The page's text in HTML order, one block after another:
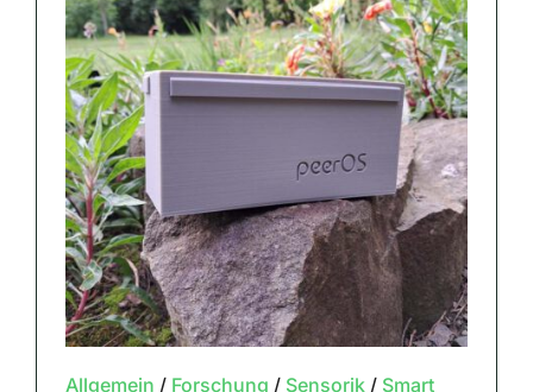
Allgemein / Forschung / Sensorik/ Smart